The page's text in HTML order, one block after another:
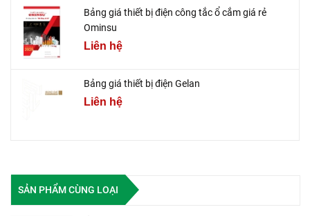
Bảng giá thiết bị điện công tắc ổ cắm giá rẻ
Ominsu
Liên hệ
Bảng giá thiết bị điện Gelan
Liên hệ
SẢN PHẨM CÙNG LOẠI